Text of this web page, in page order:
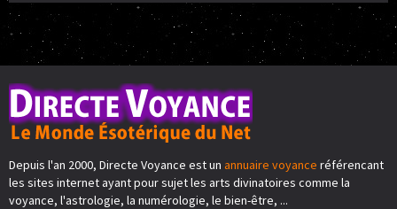
Depuis l'an 2000, Directe Voyance est un annuaire voyance référencant
les sites internet ayant pour sujet les arts divinatoires comme la
voyance, l'astrologie, la numérologie, le bien-être, ...